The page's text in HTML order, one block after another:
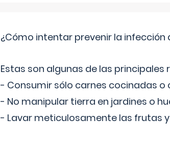
¿Cómo intentar prevenir la
Estas son algunas de las
- Consumir sólo carnes cocinadas
- No manipular tierra en jardines o
- Lavar meticulosamente las frutas